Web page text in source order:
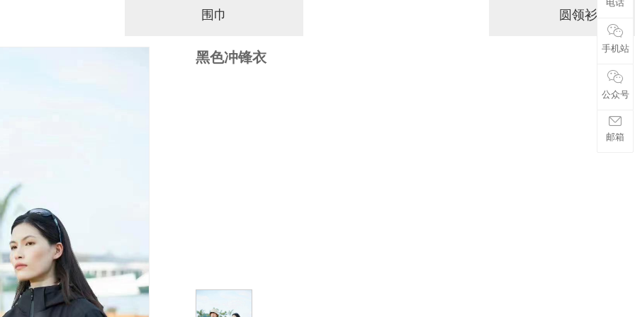
围巾 圆领衫
黑色冲锋衣
电话
手机站
公众号
邮箱